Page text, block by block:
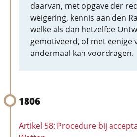
daarvan, met opgave der
weigering, kennis aan den
welke als dan hetzelfde
gemotiveerd, of met eenige
andermaal kan voordragen.
1806
Artikel 58: Procedure bij